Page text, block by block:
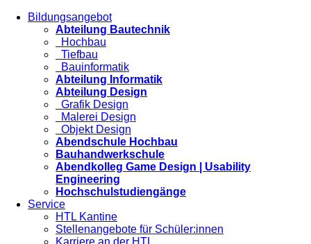
Bildungsangebot
Abteilung Bautechnik
Hochbau
Tiefbau
Bauinformatik
Abteilung Informatik
Abteilung Design
Grafik Design
Malerei Design
Objekt Design
Abendschule Hochbau
Bauhandwerkschule
Abendkolleg Game Design | Usability
Engineering
Hochschulstudiengänge
Service
HTL Kantine
Stellenangebote für Schüler:innen
Karriere an der HTL